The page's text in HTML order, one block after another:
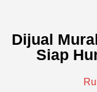
Dijual
Siap